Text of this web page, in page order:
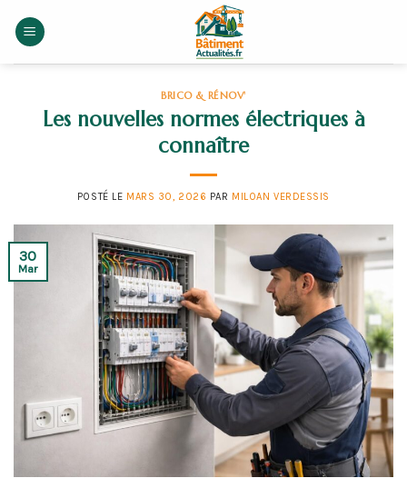
BRICO & RÉNOV'
Les nouvelles normes électriques à
connaître
POSTÉ LE MARS 30, 2026 PAR MILOAN VERDESSIS
30
Mar